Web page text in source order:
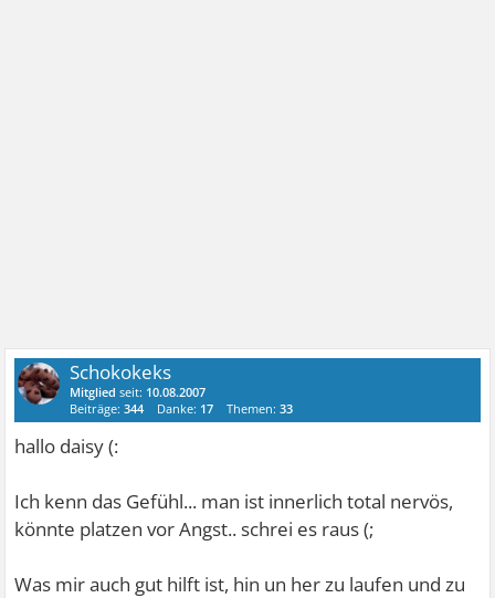
Schokokeks
Mitglied seit: 10.08.2007
Beiträge:344 Danke: 17 Themen:33
hallo daisy (:
Ich kenn das Gefühl... man ist innerlich total nervös,
könnte platzen vor Angst.. schrei es raus (;
Was mir auch gut hilft ist, hin un her zu laufen und zu